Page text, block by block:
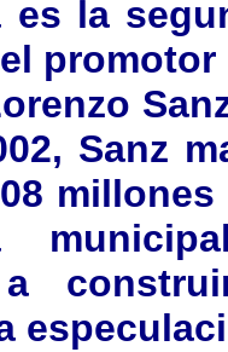
es la
Sanz
a